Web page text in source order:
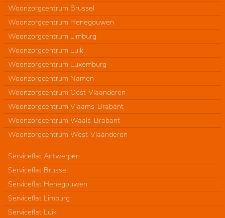
Woonzorgcentrum Brussel
Woonzorgcentrum Henegouwen
Woonzorgcentrum Limburg
Woonzorgcentrum Luik
Woonzorgcentrum Luxemburg
Woonzorgcentrum Namen
Woonzorgcentrum Oost-Vlaanderen
Woonzorgcentrum Vlaams-Brabant
Woonzorgcentrum Waals-Brabant
Woonzorgcentrum West-Vlaanderen
Serviceflat Antwerpen
Serviceflat Brussel
Serviceflat Henegouwen
Serviceflat Limburg
Serviceflat Luik